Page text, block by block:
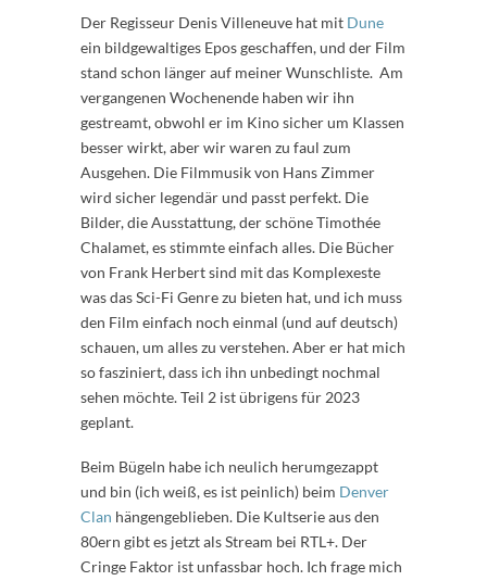
Der Regisseur Denis Villeneuve hat mit Dune
ein bildgewaltiges Epos geschaffen, und der Film
stand schon länger auf meiner Wunschliste. Am
vergangenen Wochenende haben wir ihn
gestreamt, obwohl er im Kino sicher um Klassen
besser wirkt, aber wir waren zu faul zum
Ausgehen. Die Filmmusik von Hans Zimmer
wird sicher legendär und passt perfekt. Die
Bilder, die Ausstattung, der schöne Timothée
Chalamet, es stimmte einfach alles. Die Bücher
von Frank Herbert sind mit das Komplexeste
was das Sci-Fi Genre zu bieten hat, und ich muss
den Film einfach noch einmal (und auf deutsch)
schauen, um alles zu verstehen. Aber er hat mich
so fasziniert, dass ich ihn unbedingt nochmal
sehen möchte. Teil 2 ist übrigens für 2023
geplant.
Beim Bügeln habe ich neulich herumgezappt
und bin (ich weiß, es ist peinlich) beim Denver
Clan hängengeblieben. Die Kultserie aus den
80ern gibt es jetzt als Stream bei RTL+. Der
Cringe Faktor ist unfassbar hoch. Ich frage mich